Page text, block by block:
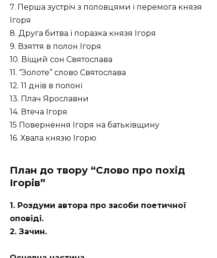
7. Перша зустріч з половцями і перемога князя
Ігоря
8. Друга битва і поразка князя Ігоря
9. Взяття в полон Ігоря
10. Віщий сон Святослава
11. “Золоте” слово Святослава
12. 11 днів в полоні
13. Плач Ярославни
14. Втеча Ігоря
15 Повернення Ігоря на батьківщину
16. Хвала князю Ігорю
План до твору “Слово про похід
Ігорів”
1. Роздуми автора про засоби поетичної
оповіді.
2. Зачин.